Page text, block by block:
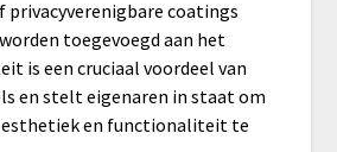
privacyverenigbare coatings
toegevoegd aan het
is een cruciaal voordeel van
en stelt eigenaren in staat om
esthetiek en functionaliteit te